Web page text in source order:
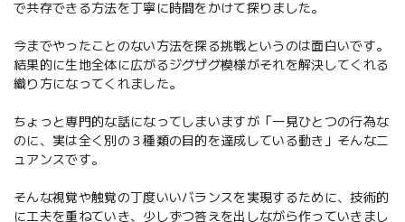
で共存できる方法を丁寧に時間をかけて探りました。
今までやったことのない方法を探る挑戦というのは面白いです。
結果的に生地全体に広がるジグザグ模様がそれを解決してくれる
織り方になってくれました。
ちょっと専門的な話になってしまいますが「一見ひとつの行為な
のに、実は全く別の３種類の目的を達成している動き」そんなニ
ュアンスです。
そんな視覚や触覚の丁度いいバランスを実現するために、技術的
に工夫を重ねていき、少しずつ答えを出しながら作っていきまし